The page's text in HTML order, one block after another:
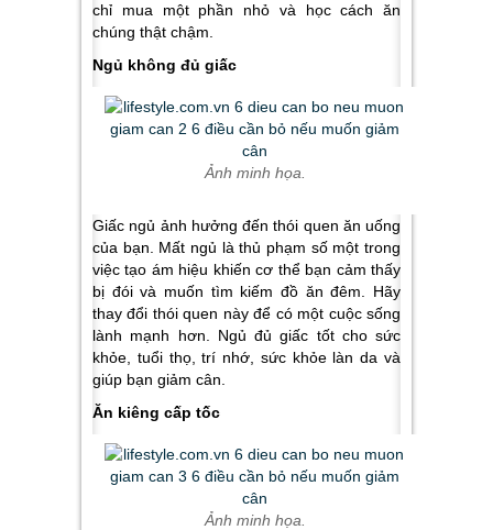
chỉ mua một phần nhỏ và học cách ăn
chúng thật chậm.
Ngủ không đủ giấc
Ảnh minh họa.
Giấc ngủ ảnh hưởng đến thói quen ăn uống
của bạn. Mất ngủ là thủ phạm số một trong
việc tạo ám hiệu khiến cơ thể bạn cảm thấy
bị đói và muốn tìm kiếm đồ ăn đêm. Hãy
thay đổi thói quen này để có một cuộc sống
lành mạnh hơn. Ngủ đủ giấc tốt cho sức
khỏe, tuổi thọ, trí nhớ, sức khỏe làn da và
giúp bạn giảm cân.
Ăn kiêng cấp tốc
Ảnh minh họa.